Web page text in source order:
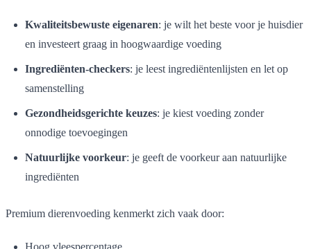
Kwaliteitsbewuste eigenaren: je wilt het beste voor je huisdier
en investeert graag in hoogwaardige voeding
Ingrediënten-checkers: je leest ingrediëntenlijsten en let op
samenstelling
Gezondheidsgerichte keuzes: je kiest voeding zonder
onnodige toevoegingen
Natuurlijke voorkeur: je geeft de voorkeur aan natuurlijke
ingrediënten
Premium dierenvoeding kenmerkt zich vaak door:
Hoog vleespercentage